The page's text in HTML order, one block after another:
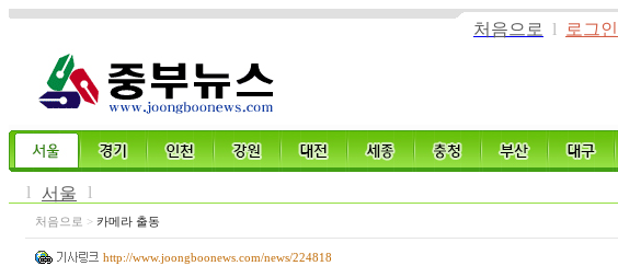
처음으로 l 로그인
l 서울 l
처음으로 > 카메라 출동
http://www.joongboonews.com/news/224818